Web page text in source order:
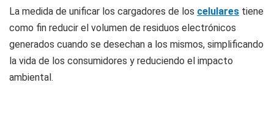
La medida de unificar los cargadores de los celulares tiene
como fin reducir el volumen de residuos electrónicos
generados cuando se desechan a los mismos, simplificando
la vida de los consumidores y reduciendo el impacto
ambiental.